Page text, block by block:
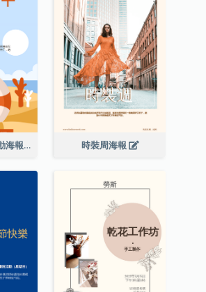
海洋污染插畫運動海報 時裝周海報